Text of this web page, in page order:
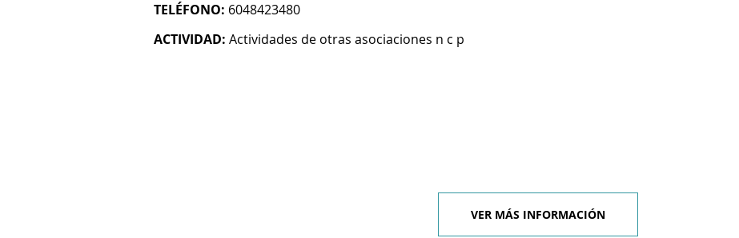
TELÉFONO: 6048423480
ACTIVIDAD: Actividades de otras asociaciones n c p
VER MÁS INFORMACIÓN